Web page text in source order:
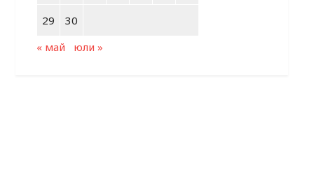
29
30
« май
юли »